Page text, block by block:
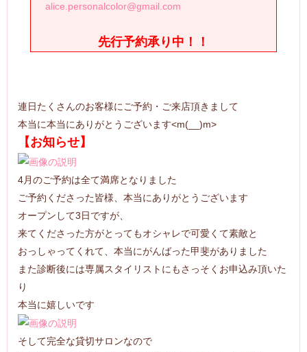
alice.personalcolor@gmail.com
先行予約承り中！！
連日たくさんのお客様にご予約・ご来店頂きまして
本当に本当にありがとうございます<m(__)m>
【お知らせ】
4月のご予約は全て満席となりました
ご予約くださった皆様、本当にありがとうございます
オープンして3日ですが、
来てくださった方がとってもオシャレで可愛くて素敵と
おっしゃってくれて、本当にがんばった甲斐がありました
また診断後には専属スタイリストにもさっそくお申込み頂いた
り
本当に嬉しいです
そして完全な貸切サロンなので